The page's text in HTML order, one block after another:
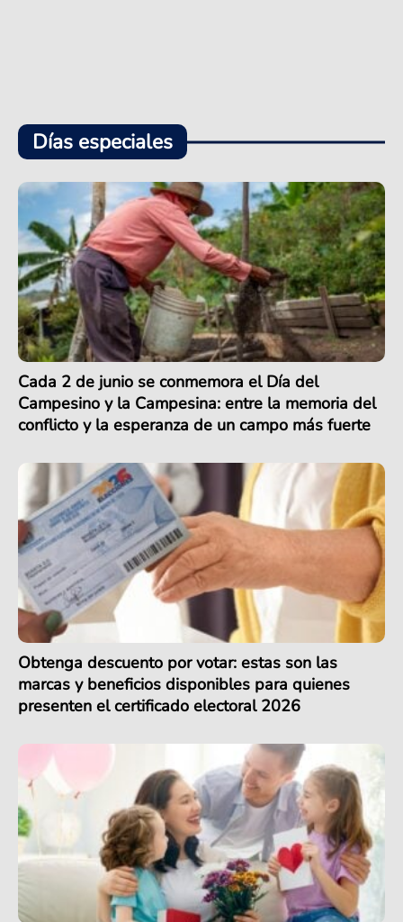
Días especiales
Cada 2 de junio se conmemora el Día del
Campesino y la Campesina: entre la memoria del
conflicto y la esperanza de un campo más fuerte
Obtenga descuento por votar: estas son las
marcas y beneficios disponibles para quienes
presenten el certificado electoral 2026